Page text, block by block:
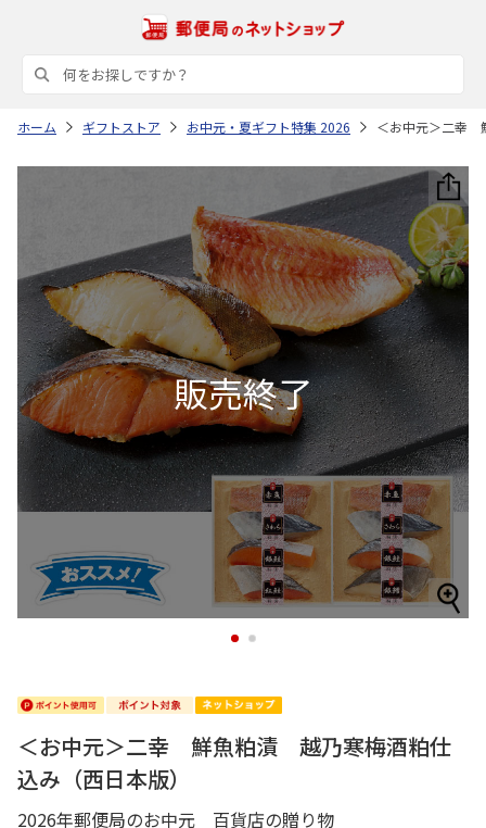
ホーム ギフトストア お中元・夏ギフト特集 2026 ＜お中元＞二幸
1 2
＜お中元＞二幸 鮮魚粕漬 越乃寒梅酒粕仕
込み（西日本版）
2026年郵便局のお中元 百貨店の贈り物